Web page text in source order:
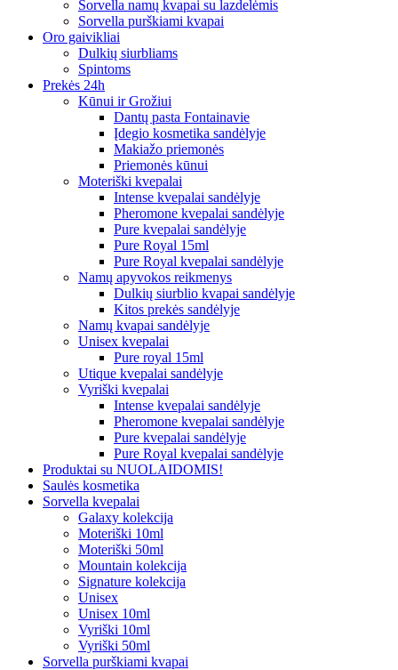
Sorvella namų kvapai su lazdelėmis
Sorvella purškiami kvapai
Oro gaivikliai
Dulkių siurbliams
Spintoms
Prekės 24h
Kūnui ir Grožiui
Dantų pasta Fontainavie
Įdegio kosmetika sandėlyje
Makiažo priemonės
Priemonės kūnui
Moteriški kvepalai
Intense kvepalai sandėlyje
Pheromone kvepalai sandėlyje
Pure kvepalai sandėlyje
Pure Royal 15ml
Pure Royal kvepalai sandėlyje
Namų apyvokos reikmenys
Dulkių siurblio kvapai sandėlyje
Kitos prekės sandėlyje
Namų kvapai sandėlyje
Unisex kvepalai
Pure royal 15ml
Utique kvepalai sandėlyje
Vyriški kvepalai
Intense kvepalai sandėlyje
Pheromone kvepalai sandėlyje
Pure kvepalai sandėlyje
Pure Royal kvepalai sandėlyje
Produktai su NUOLAIDOMIS!
Saulės kosmetika
Sorvella kvepalai
Galaxy kolekcija
Moteriški 10ml
Moteriški 50ml
Mountain kolekcija
Signature kolekcija
Unisex
Unisex 10ml
Vyriški 10ml
Vyriški 50ml
Sorvella purškiami kvapai